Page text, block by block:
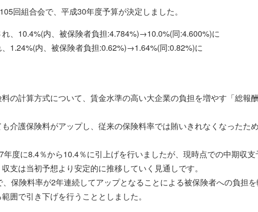
回組合会で、平成30年度予算が決定しました。
、10.4%(内、被保険者負担:4.784%)→10.0%(同:4.600%)に
1.24%(内、被保険者負担:0.62%)→1.64%(同:0.82%)に
の計算方式について、賃金水準の高い大企業の負担を増やす「総報
介護保険料がアップし、従来の保険料率では賄いきれなくなったた
度に8.4％から10.4％に引上げを行いましたが、現時点での中期収
支は当初予想より安定的に推移していく見通しです。
保険料率が2年連続してアップとなることによる被保険者への負担
囲で引き下げを行うこととしました。